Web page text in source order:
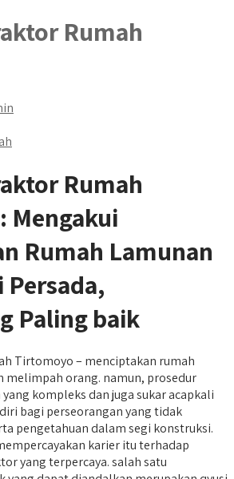
Rumah
Rumah
Mengakui
Rumah Lamunan
Persada,
Paling baik
Tirtomoyo – menciptakan rumah
melimpah orang. namun, prosedur
kompleks dan juga sukar acapkali
bagi perseorangan yang tidak
pengetahuan dalam segi konstruksi.
karier itu terhadap
yang terpercaya. salah satu